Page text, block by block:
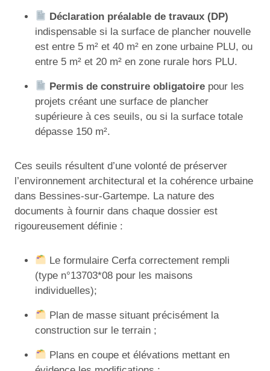
Déclaration préalable de travaux (DP)
indispensable si la surface de plancher nouvelle
est entre 5 m² et 40 m² en zone urbaine PLU, ou
entre 5 m² et 20 m² en zone rurale hors PLU.
Permis de construire obligatoire pour les
projets créant une surface de plancher
supérieure à ces seuils, ou si la surface totale
dépasse 150 m².
Ces seuils résultent d’une volonté de préserver
l’environnement architectural et la cohérence urbaine
dans Bessines-sur-Gartempe. La nature des
documents à fournir dans chaque dossier est
rigoureusement définie :
Le formulaire Cerfa correctement rempli
(type n°13703*08 pour les maisons
individuelles);
Plan de masse situant précisément la
construction sur le terrain ;
Plans en coupe et élévations mettant en